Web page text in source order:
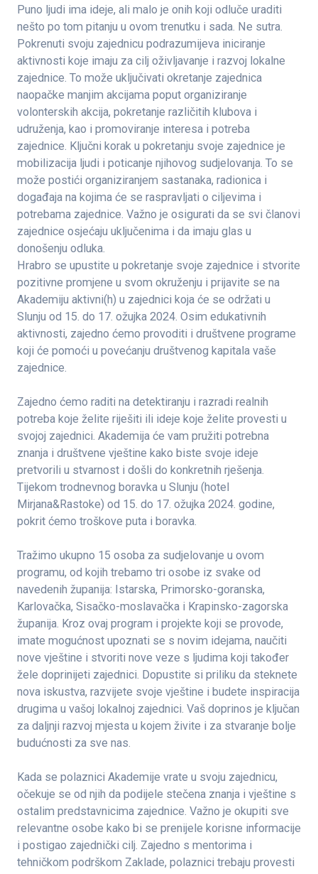
Puno ljudi ima ideje, ali malo je onih koji odluče uraditi
nešto po tom pitanju u ovom trenutku i sada. Ne sutra.
Pokrenuti svoju zajednicu podrazumijeva iniciranje
aktivnosti koje imaju za cilj oživljavanje i razvoj lokalne
zajednice. To može uključivati okretanje zajednica
naopačke manjim akcijama poput organiziranje
volonterskih akcija, pokretanje različitih klubova i
udruženja, kao i promoviranje interesa i potreba
zajednice. Ključni korak u pokretanju svoje zajednice je
mobilizacija ljudi i poticanje njihovog sudjelovanja. To se
može postići organiziranjem sastanaka, radionica i
događaja na kojima će se raspravljati o ciljevima i
potrebama zajednice. Važno je osigurati da se svi članovi
zajednice osjećaju uključenima i da imaju glas u
donošenju odluka.
Hrabro se upustite u pokretanje svoje zajednice i stvorite
pozitivne promjene u svom okruženju i prijavite se na
Akademiju aktivni(h) u zajednici koja će se održati u
Slunju od 15. do 17. ožujka 2024. Osim edukativnih
aktivnosti, zajedno ćemo provoditi i društvene programe
koji će pomoći u povećanju društvenog kapitala vaše
zajednice.
Zajedno ćemo raditi na detektiranju i razradi realnih
potreba koje želite riješiti ili ideje koje želite provesti u
svojoj zajednici. Akademija će vam pružiti potrebna
znanja i društvene vještine kako biste svoje ideje
pretvorili u stvarnost i došli do konkretnih rješenja.
Tijekom trodnevnog boravka u Slunju (hotel
Mirjana&Rastoke) od 15. do 17. ožujka 2024. godine,
pokrit ćemo troškove puta i boravka.
Tražimo ukupno 15 osoba za sudjelovanje u ovom
programu, od kojih trebamo tri osobe iz svake od
navedenih županija: Istarska, Primorsko-goranska,
Karlovačka, Sisačko-moslavačka i Krapinsko-zagorska
županija. Kroz ovaj program i projekte koji se provode,
imate mogućnost upoznati se s novim idejama, naučiti
nove vještine i stvoriti nove veze s ljudima koji također
žele doprinijeti zajednici. Dopustite si priliku da steknete
nova iskustva, razvijete svoje vještine i budete inspiracija
drugima u vašoj lokalnoj zajednici. Vaš doprinos je ključan
za daljnji razvoj mjesta u kojem živite i za stvaranje bolje
budućnosti za sve nas.
Kada se polaznici Akademije vrate u svoju zajednicu,
očekuje se od njih da podijele stečena znanja i vještine s
ostalim predstavnicima zajednice. Važno je okupiti sve
relevantne osobe kako bi se prenijele korisne informacije
i postigao zajednički cilj. Zajedno s mentorima i
tehničkom podrškom Zaklade, polaznici trebaju provesti